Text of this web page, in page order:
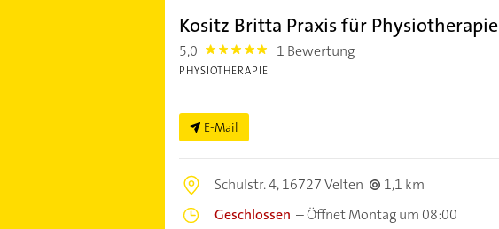
Kositz Britta Praxis für Physiotherapie
5,0 5.0 1 Bewertung
PHYSIOTHERAPIE
E-Mail
Schulstr. 4,16727 Velten
1,1 km
Geschlossen –Öffnet Montag um 08:00